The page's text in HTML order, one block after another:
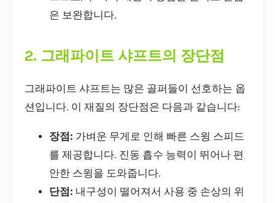
은 보완합니다.
2. 그래파이트 샤프트의 장단점
그래파이트 샤프트는 많은 골퍼들이 선호하는 옵
션입니다. 이 재질의 장단점은 다음과 같습니다:
장점: 가벼운 무게로 인해 빠른 스윙 스피드
를 제공합니다. 진동 흡수 능력이 뛰어나 편
안한 스윙을 도와줍니다.
단점: 내구성이 떨어져서 사용 중 손상의 위